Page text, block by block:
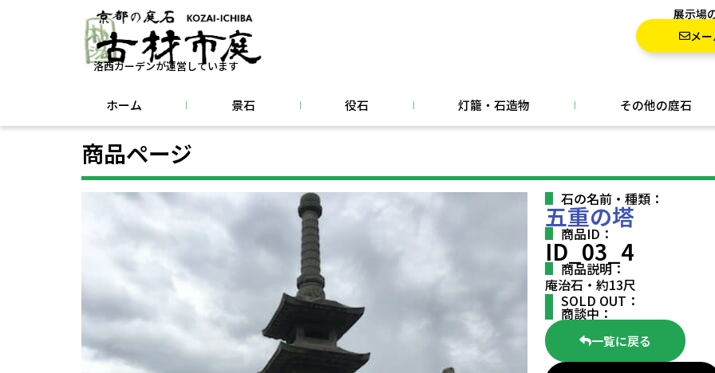
洛西ガーデンが運営しています
展示場
メ
ホーム 景石 役石 灯籠・石造物 その他の庭石
商品ページ
石の名前・種類：
五重の塔
商品ID：
ID_03_4
商品説明：
庵治石・約13尺
SOLD OUT：
商談中：
一覧に戻る